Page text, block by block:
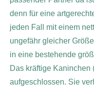
denn für eine
jeden Fall mit einem
ungefähr gleicher
in eine bestehende
Das kräftige Kaninchen
aufgeschlossen. Sie